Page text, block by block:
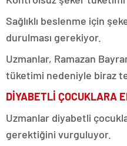
Sağlıklı beslenme için
durulması gerekiyor.
Uzmanlar, Ramazan
tüketimi nedeniyle biraz
DİYABETLİ ÇOCUKLARA
Uzmanlar diyabetli
gerektiğini vurguluyor.